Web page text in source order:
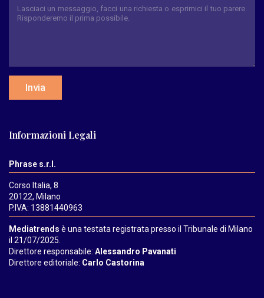
Invia
Informazioni Legali
Phrase s.r.l.
Corso Italia, 8
20122, Milano
P.IVA: 13881440963
Mediatrends è una testata registrata presso il Tribunale di Milano
il 21/07/2025.
Direttore responsabile: Alessandro Pavanati
Direttore editoriale: Carlo Castorina